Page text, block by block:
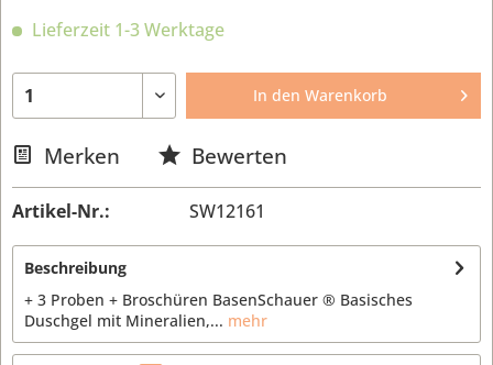
Lieferzeit 1-3 Werktage
In den Warenkorb
Merken Bewerten
Artikel-Nr.: SW12161
Beschreibung
+ 3 Proben + Broschüren BasenSchauer ® Basisches
Duschgel mit Mineralien,... mehr